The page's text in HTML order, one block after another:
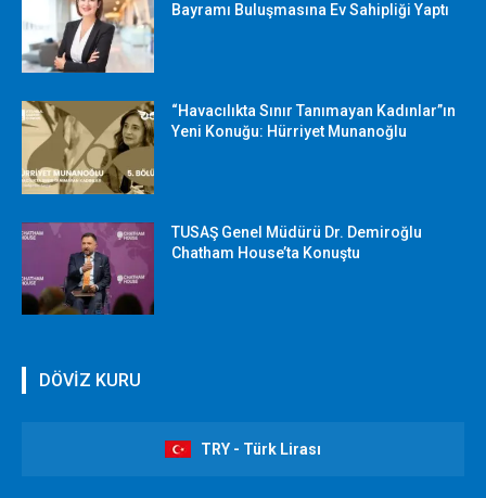
Bayramı Buluşmasına Ev Sahipliği Yaptı
“Havacılıkta Sınır Tanımayan Kadınlar”ın
Yeni Konuğu: Hürriyet Munanoğlu
TUSAŞ Genel Müdürü Dr. Demiroğlu
Chatham House’ta Konuştu
DÖVİZ KURU
TRY - Türk Lirası